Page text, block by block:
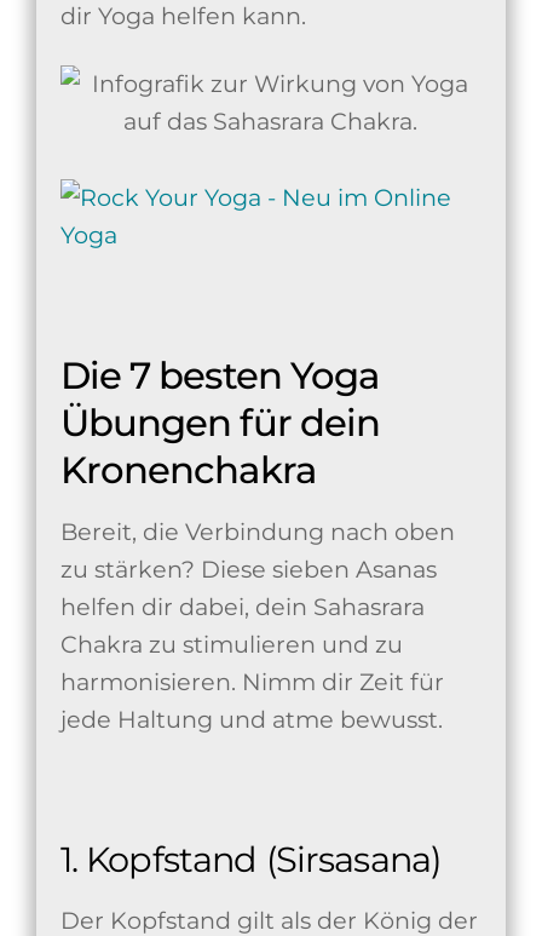
dir Yoga helfen kann.
Die 7 besten Yoga
Übungen für dein
Kronenchakra
Bereit, die Verbindung nach oben
zu stärken? Diese sieben Asanas
helfen dir dabei, dein Sahasrara
Chakra zu stimulieren und zu
harmonisieren. Nimm dir Zeit für
jede Haltung und atme bewusst.
1. Kopfstand (Sirsasana)
Der Kopfstand gilt als der König der